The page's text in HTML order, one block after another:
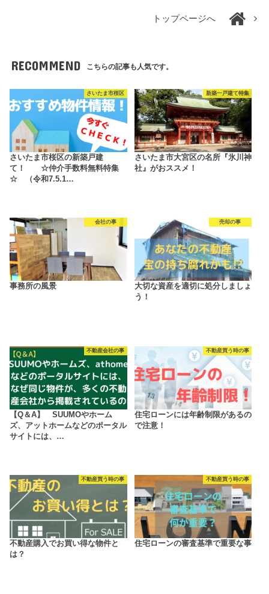
トップページへ
RECOMMEND こちらの記事も人気です。
さいたま市桜区
さいたま市桜区の新築戸建
て！ ☆仲介手数料無料特集
☆ （令和7.5.1…
新築一戸建て特集
さいたま市大宮区の名所『氷川神
社』がおススメ！
会社の事
事務所の風景
売却の事
大切な資産を適切に処分しましょ
う！
不動産会社の事
【Q＆A】 SUUMOやホーム
ズ、アットホームなどのポータル
サイトには、…
不動産買う時の事
住宅ローンには年齢制限があるの
で注意！
不動産買う時の事
不動産購入でお買い得な物件と
は？
不動産買う時の事
住宅ローンの審査基準で重要な事